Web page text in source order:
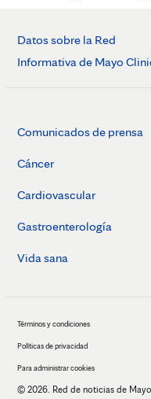
Datos sobre la Red
Informativa de Mayo
Comunicados de prensa
Cáncer
Cardiovascular
Gastroenterología
Vida sana
Términos y condiciones
Políticas de privacidad
Para administrar cookies
© 2026. Red de noticias de